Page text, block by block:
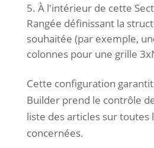
À l'intérieur de cette
Rangée définissant la
souhaitée (par exemple,
colonnes pour une grille
Cette configuration
Builder prend le contrôle
liste des articles sur toutes
concernées.